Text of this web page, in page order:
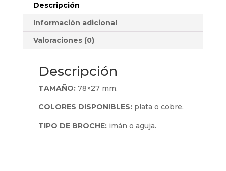
Descripción
Información adicional
Valoraciones (0)
Descripción
TAMAÑO:78×27 mm.
COLORES DISPONIBLES:plata o cobre.
TIPO DE BROCHE:imán o aguja.